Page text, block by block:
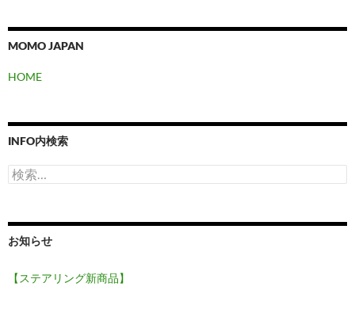
MOMO JAPAN
HOME
INFO内検索
検
索:
お知らせ
【ステアリング新商品】